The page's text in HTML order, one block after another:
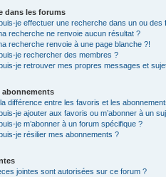
dans les forums
je effectuer une recherche dans un ou des
recherche ne renvoie aucun résultat ?
recherche renvoie à une page blanche ?!
je rechercher des membres ?
je retrouver mes propres messages et
abonnements
différence entre les favoris et les
je ajouter aux favoris ou m’abonner à un
je m’abonner à un forum spécifique ?
je résilier mes abonnements ?
jointes sont autorisées sur ce forum ?